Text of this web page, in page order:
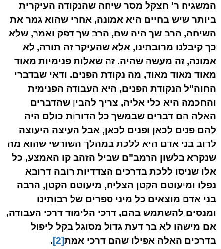
המשגיח ר' חצקל מסר שיחה שהנקודה העיקרית
ביותר שיש בחיים היא אמונה, אחרי שהוא גמר את
השיחה, הרב שך היה שם, הרב שך דפק ואמר, שלא
כך קיבלנו מרובתינו, אלא שהעיקר זה תורה, לא
אמונה, זה מעשה שהיה. זה שאלות פנימיות מאוד
מאוד מאוד מאוד, מה נקודת הפנים. ודאי שבדברי
החוה"ל הנקודת הפנים, היא העבודה הפנימית
והחכמה היא כלי אליה, צריך להבין שהדברים
האלה הם דברים שבמשך כל הדורות כולם היה
להם פנים לכאן ופנים לכאן, אבל העיצה היעוצה
לרוב בני אדם היא ללכת במהלך השורשי שהוא מה
שנקרא בלשון הרמב"ם שביל הזהב קו האמצע, כל
אלו שניסו ללכת בדרכים הצדדיות רובה דרובא
נפלו ומיעוטם הקטן הצליח, מיעוטם הקטן, הרבה
בני אדם מוצאים כל מיני ספרים של רבותינו
ומנסים להשתמש בהם, דרכי הלימוד דרכי העבודה,
אם מישהו לא בר דעת גדול מסוגל בקל ליפול
בדרכים האלה אפילו שהם דרכי אמת[2]
.